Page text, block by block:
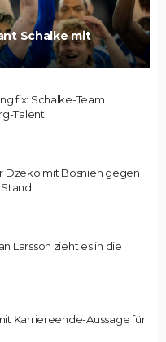
Schalke mit
fix: Schalke-Team
Talent
Dzeko mit Bosnien gegen
Larsson zieht es in die
Karriereende-Aussage für